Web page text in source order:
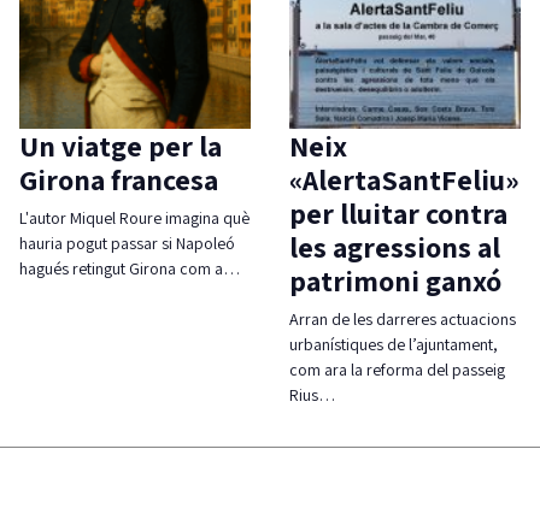
Un viatge per la
Girona francesa
L'autor Miquel Roure imagina què
hauria pogut passar si Napoleó
hagués retingut Girona com a…
Neix
«AlertaSantFeliu»
per lluitar contra
les agressions al
patrimoni ganxó
Arran de les darreres actuacions
urbanístiques de l’ajuntament,
com ara la reforma del passeig
Rius…